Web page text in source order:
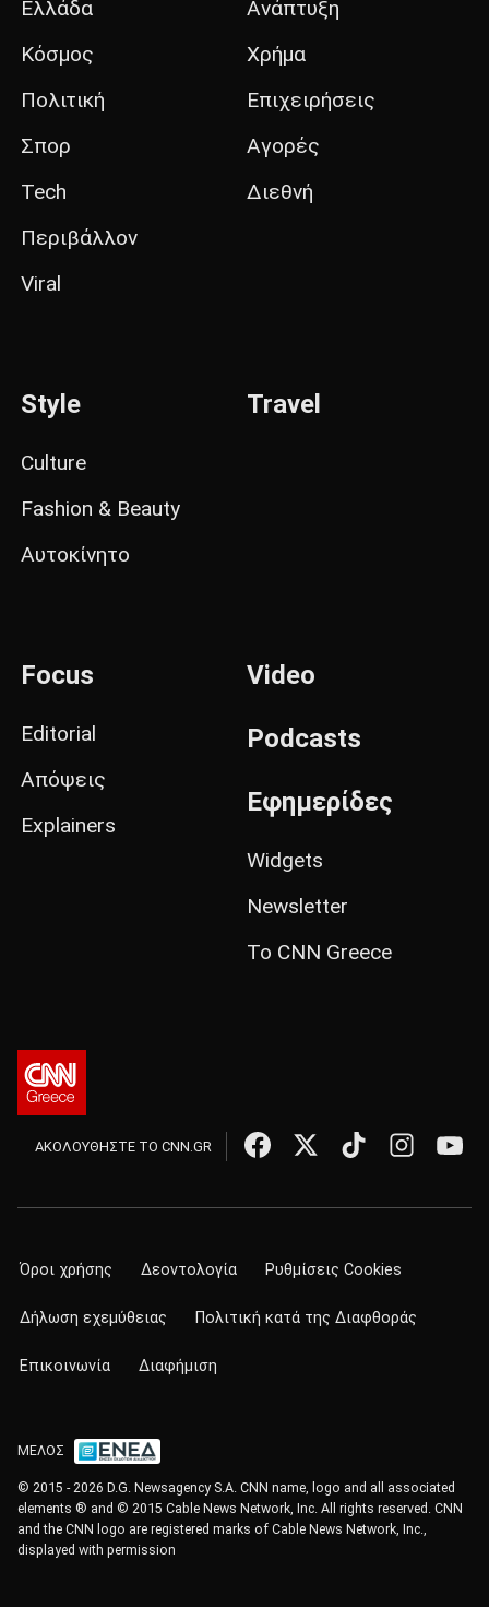
Ελλάδα
Κόσμος
Πολιτική
Σπορ
Tech
Περιβάλλον
Viral
Ανάπτυξη
Χρήμα
Επιχειρήσεις
Αγορές
Διεθνή
Style
Culture
Fashion & Beauty
Αυτοκίνητο
Travel
Focus
Editorial
Απόψεις
Explainers
Video
Podcasts
Εφημερίδες
Widgets
Newsletter
Το CNN Greece
ΑΚΟΛΟΥΘΗΣΤΕ ΤΟ CNN.GR
Όροι χρήσης Δεοντολογία Ρυθμίσεις Cookies
Δήλωση εχεμύθειας Πολιτική κατά της Διαφθοράς
Επικοινωνία Διαφήμιση
ΜΕΛΟΣ
© 2015 - 2026 D.G. Newsagency S.A. CNN name, logo and all associated
elements ® and © 2015 Cable News Network, Inc. All rights reserved. CNN
and the CNN logo are registered marks of Cable News Network, Inc.,
displayed with permission